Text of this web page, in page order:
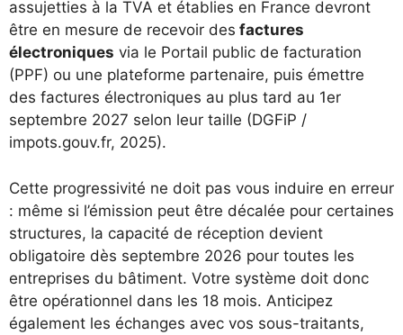
assujetties à la TVA et établies en France devront
être en mesure de recevoir des factures
électroniques via le Portail public de facturation
(PPF) ou une plateforme partenaire, puis émettre
des factures électroniques au plus tard au 1er
septembre 2027 selon leur taille (DGFiP /
impots.gouv.fr, 2025).
Cette progressivité ne doit pas vous induire en erreur
: même si l’émission peut être décalée pour certaines
structures, la capacité de réception devient
obligatoire dès septembre 2026 pour toutes les
entreprises du bâtiment. Votre système doit donc
être opérationnel dans les 18 mois. Anticipez
également les échanges avec vos sous-traitants,